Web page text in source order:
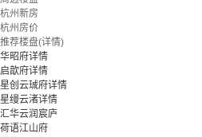
杭州新房
杭州房价
推荐楼盘(详情)
华昭府详情
启歆府详情
星创云珹府详情
星缦云渚详情
汇华云润宸庐
荷语江山府